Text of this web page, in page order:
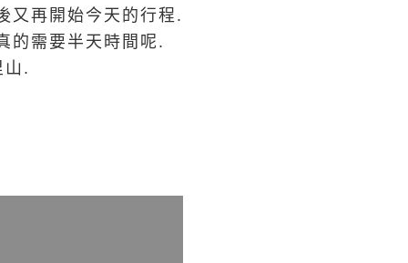
又再開始今天的行程.
的需要半天時間呢.
山.